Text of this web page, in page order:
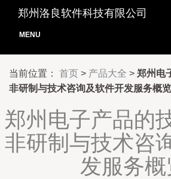
郑州洛良软件科技有限公司
MENU
当前位置： 首页 > 产品大全 > 郑州电
非研制与技术咨询及软件开发服务概览
郑州电子产品的
非研制与技术咨
发服务概